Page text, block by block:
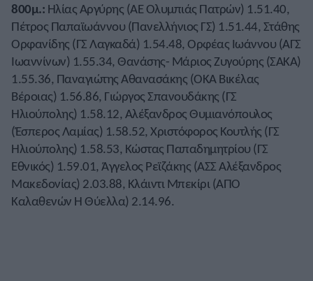
800μ.: Ηλίας Αργύρης (ΑΕ Ολυμπιάς Πατρών) 1.51.40,
Πέτρος Παπαϊωάννου (Πανελλήνιος ΓΣ) 1.51.44, Στάθης
Ορφανίδης (ΓΣ Λαγκαδά) 1.54.48, Ορφέας Ιωάννου (ΑΓΣ
Ιωαννίνων) 1.55.34, Θανάσης- Μάριος Ζυγούρης (ΣΑΚΑ)
1.55.36, Παναγιώτης Αθανασάκης (ΟΚΑ Βικέλας
Βέροιας) 1.56.86, Γιώργος Σπανουδάκης (ΓΣ
Ηλιούπολης) 1.58.12, Αλέξανδρος Θυμιανόπουλος
(Έσπερος Λαμίας) 1.58.52, Χριστόφορος Κουτλής (ΓΣ
Ηλιούπολης) 1.58.53, Κώστας Παπαδημητρίου (ΓΣ
Εθνικός) 1.59.01, Άγγελος Ρεϊζάκης (ΑΣΣ Αλέξανδρος
Μακεδονίας) 2.03.88, Κλάιντι Μπεκίρι (ΑΠΟ
Καλαθενών Η Θύελλα) 2.14.96.